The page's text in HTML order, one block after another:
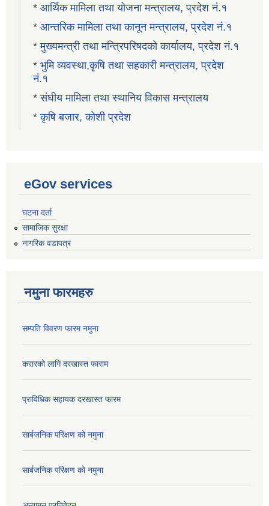
* आर्थिक मामिला तथा योजना मन्त्रालय, प्रदेश नं.१
* आन्तरिक मामिला तथा कानून मन्त्रालय, प्रदेश नं.१
*मुख्यमन्त्री तथा मन्त्रिपरिषदको कार्यालय, प्रदेश नं.१
* भुमि व्यवस्था,कृषि तथा सहकारी मन्त्रालय, प्रदेश
नं.१
*संघीय मामिला तथा स्थानिय विकास मन्त्रालय
*कृषि बजार, कोशी प्रदेश
eGov services
घटना दर्ता
सामाजिक सुरक्षा
नागरिक वडापत्र
नमुना फारमहरु
सम्पति विवरण फारम नमुना
करारको लागि दरखास्त फाराम
प्राविधिक सहायक दरखास्त फारम
सार्बजनिक परिक्षण को नमुना
सार्बजनिक परिक्षण को नमुना